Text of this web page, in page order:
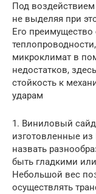
Под воздействием
не выделяя при
Его преимущество
микроклимат в
недостатков,
стойкость к
ударам
1. Виниловый
изготовленные
назвать
быть гладкими
Небольшой вес
осуществлять